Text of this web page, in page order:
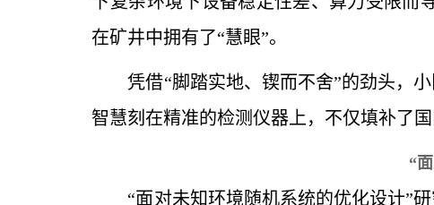
在矿井中拥有了“慧眼”。
凭借“脚踏实地、锲而不舍”的劲头，
智慧刻在精准的检测仪器上，不仅填补了
“
“面对未知环境随机系统的优化设计”